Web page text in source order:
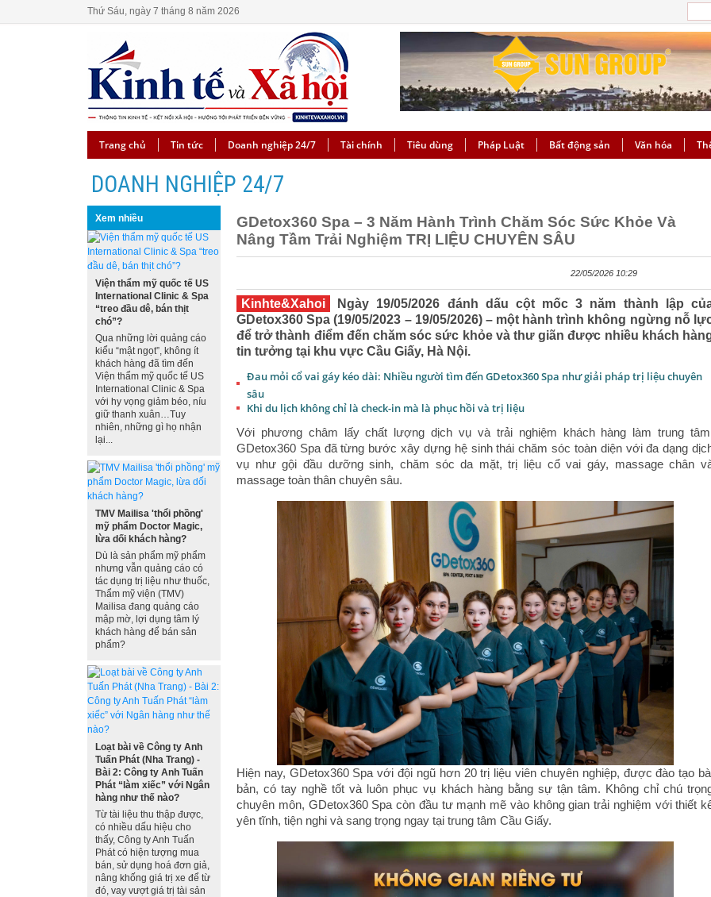
Thứ Sáu, ngày 7 tháng 8 năm 2026
Trang chủ Tin tức Doanh nghiệp 24/7 Tài chính Tiêu dùng Pháp Luật Bất động sản Văn hóa
DOANH NGHIỆP 24/7
Xem nhiều
Viện thẩm mỹ quốc tế US
International Clinic & Spa
“treo đầu dê, bán thịt
chó”?
Qua những lời quảng cáo
kiểu “mật ngọt”, không ít
khách hàng đã tìm đến
Viện thẩm mỹ quốc tế US
International Clinic & Spa
với hy vọng giảm béo, níu
giữ thanh xuân…Tuy
nhiên, những gì họ nhận
lại...
TMV Mailisa 'thổi phồng'
mỹ phẩm Doctor Magic,
lừa dối khách hàng?
Dù là sản phẩm mỹ phẩm
nhưng vẫn quảng cáo có
tác dụng trị liệu như thuốc,
Thẩm mỹ viện (TMV)
Mailisa đang quảng cáo
mập mờ, lợi dụng tâm lý
khách hàng để bán sản
phẩm?
Loạt bài về Công ty Anh
Tuấn Phát (Nha Trang) -
Bài 2: Công ty Anh Tuấn
Phát “làm xiếc” với Ngân
hàng như thế nào?
Từ tài liệu thu thập được,
có nhiều dấu hiệu cho
thấy, Công ty Anh Tuấn
Phát có hiện tượng mua
bán, sử dụng hoá đơn giả,
nâng khống giá trị xe để từ
đó, vay vượt giá trị tài sản
GDetox360 Spa – 3 Năm Hành Trình Chăm Sóc Sức Khỏe Và
Nâng Tầm Trải Nghiệm TRỊ LIỆU CHUYÊN SÂU
22/05/2026 10:29
Kinhte&Xahoi
Ngày 19/05/2026 đánh dấu cột mốc 3 năm thành lập
GDetox360 Spa (19/05/2023 – 19/05/2026) – một hành trình không ngừng nỗ
để trở thành điểm đến chăm sóc sức khỏe và thư giãn được nhiều khách
tin tưởng tại khu vực Cầu Giấy, Hà Nội.
Đau mỏi cổ vai gáy kéo dài: Nhiều người tìm đến GDetox360 Spa như giải pháp trị liệu chuyên
sâu
Khi du lịch không chỉ là check-in mà là phục hồi và trị liệu
Với phương châm lấy chất lượng dịch vụ và trải nghiệm khách hàng làm trung
GDetox360 Spa đã từng bước xây dựng hệ sinh thái chăm sóc toàn diện với đa dạng
vụ như gội đầu dưỡng sinh, chăm sóc da mặt, trị liệu cổ vai gáy, massage chân
massage toàn thân chuyên sâu.
Hiện nay, GDetox360 Spa với đội ngũ hơn 20 trị liệu viên chuyên nghiệp, được đào tạo
bản, có tay nghề tốt và luôn phục vụ khách hàng bằng sự tận tâm. Không chỉ chú
chuyên môn, GDetox360 Spa còn đầu tư mạnh mẽ vào không gian trải nghiệm với thiết
yên tĩnh, tiện nghi và sang trọng ngay tại trung tâm Cầu Giấy.